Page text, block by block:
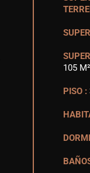
105 M²
PISO :